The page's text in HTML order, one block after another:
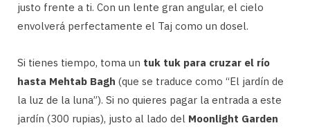
justo frente a ti. Con un lente gran angular, el cielo
envolverá perfectamente el Taj como un dosel.
Si tienes tiempo, toma un tuk tuk para cruzar el río
hasta Mehtab Bagh (que se traduce como “El jardín de
la luz de la luna”). Si no quieres pagar la entrada a este
jardín (300 rupias), justo al lado del Moonlight Garden